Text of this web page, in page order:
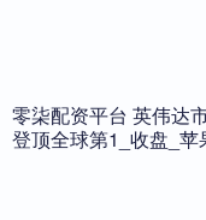
零柒配资平台 英伟达
登顶全球第1_收盘_苹